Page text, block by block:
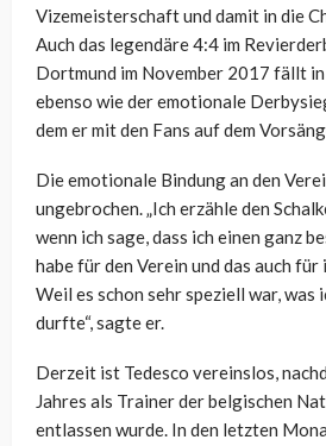
Vizemeisterschaft und damit in die
Auch das legendäre 4:4 im
Dortmund im November 2017 fällt
ebenso wie der emotionale
dem er mit den Fans auf dem
Die emotionale Bindung an den
ungebrochen. „Ich erzähle den
wenn ich sage, dass ich einen ganz
habe für den Verein und das auch
Weil es schon sehr speziell war, was
durfte“, sagte er.
Derzeit ist Tedesco vereinslos,
Jahres als Trainer der belgischen
entlassen wurde. In den letzten